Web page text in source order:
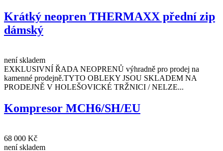
Krátký neopren THERMAXX přední zip
dámský
není skladem
EXKLUSIVNÍ ŘADA NEOPRENŮ výhradně pro prodej na
kamenné prodejně.TYTO OBLEKY JSOU SKLADEM NA
PRODEJNĚ V HOLEŠOVICKÉ TRŽNICI / NELZE...
Kompresor MCH6/SH/EU
68 000 Kč
není skladem